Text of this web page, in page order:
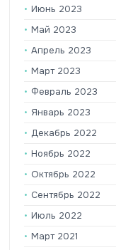
Июнь 2023
Май 2023
Апрель 2023
Март 2023
Февраль 2023
Январь 2023
Декабрь 2022
Ноябрь 2022
Октябрь 2022
Сентябрь 2022
Июль 2022
Март 2021